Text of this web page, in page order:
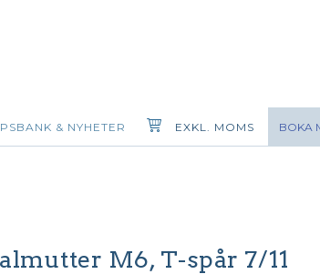
& NYHETER EXKL. MOMS BOKA
M6, T-spår 7/11